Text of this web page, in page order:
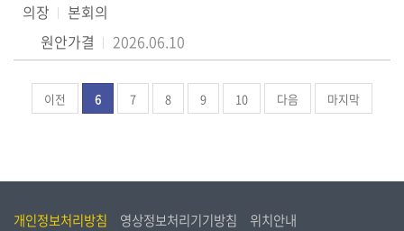
의장
본회의
원안가결
2026.06.10
이전 6 7 8 9 10 다음 마지막
개인정보처리방침 영상정보처리기기방침 위치안내